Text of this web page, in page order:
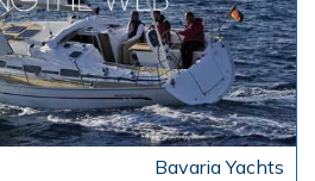
Bavaria Yachts